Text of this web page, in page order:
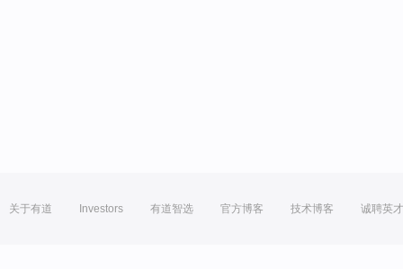
关于有道 Investors 有道智选 官方博客 技术博客 诚聘英才